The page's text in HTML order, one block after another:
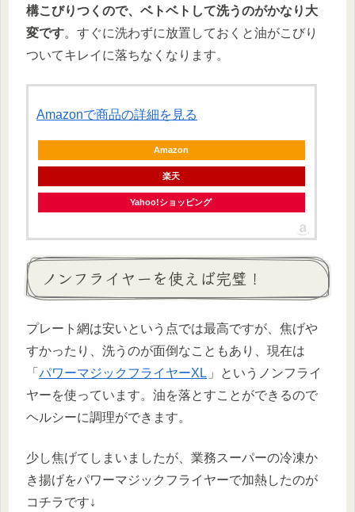
構こびりつくので、ベトベトして洗うのがかなり大
変です。すぐに洗わずに放置しておくと油がこびり
ついてキレイに落ちなくなります。
Amazonで商品の詳細を見る
Amazon
楽天
Yahoo!ショッピング
ノンフライヤーを使えば完璧！
プレート網は安いという点では最高ですが、焦げや
すかったり、洗うのが面倒なこともあり、現在は
「 パワーマジックフライヤーXL 」というノンフライ
ヤーを使っています。油を落とすことができるので
ヘルシーに調理ができます。
少し焦げてしまいましたが、業務スーパーの冷凍か
き揚げをパワーマジックフライヤーで加熱したのが
コチラです↓